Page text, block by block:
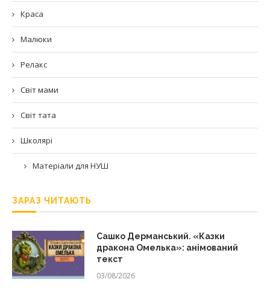
Краса
Малюки
Релакс
Світ мами
Світ тата
Школярі
Матеріали для НУШ
ЗАРАЗ ЧИТАЮТЬ
Сашко Дерманський. «Казки
дракона Омелька»: анімований
текст
03/08/2026